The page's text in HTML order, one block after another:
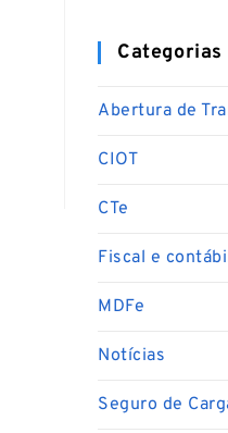
Categorias
Abertura de
CIOT
CTe
Fiscal e
MDFe
Notícias
Seguro de